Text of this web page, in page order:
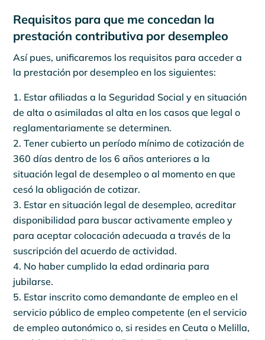
Requisitos para que me concedan la
prestación contributiva por desempleo
Así pues, unificaremos los requisitos para acceder a
la prestación por desempleo en los siguientes:
Estar afiliadas a la Seguridad Social y en situación
de alta o asimiladas al alta en los casos que legal o
reglamentariamente se determinen.
Tener cubierto un período mínimo de cotización de
360 días dentro de los 6 años anteriores a la
situación legal de desempleo o al momento en que
cesó la obligación de cotizar.
Estar en situación legal de desempleo, acreditar
disponibilidad para buscar activamente empleo y
para aceptar colocación adecuada a través de la
suscripción del acuerdo de actividad.
No haber cumplido la edad ordinaria para
jubilarse.
Estar inscrito como demandante de empleo en el
servicio público de empleo competente (en el servicio
de empleo autonómico o, si resides en Ceuta o Melilla,